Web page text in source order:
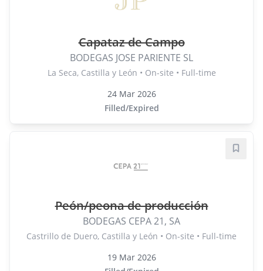
Capataz de Campo
BODEGAS JOSE PARIENTE SL
La Seca, Castilla y León • On-site • Full-time
24 Mar 2026
Filled/Expired
Peón/peona de producción
BODEGAS CEPA 21, SA
Castrillo de Duero, Castilla y León • On-site • Full-time
19 Mar 2026
Save